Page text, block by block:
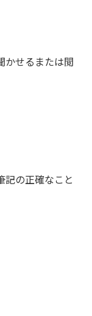
せるまたは閲
の正確なこと